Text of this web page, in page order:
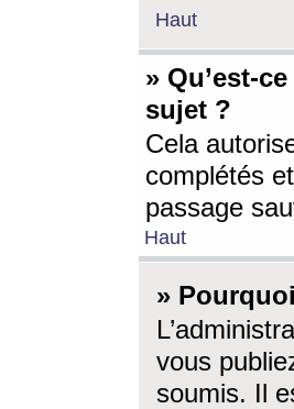
Haut
» Qu’est-
sujet ?
Cela
complétés
passage
Haut
»
vous
soumis. Il